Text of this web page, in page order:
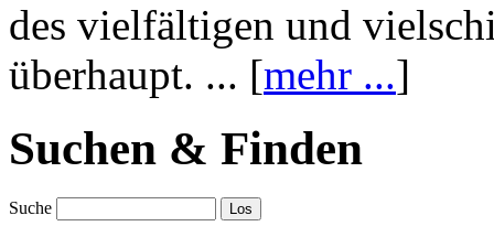
des vielfältigen und
überhaupt. ... [mehr ...]
Suchen & Finden
Suche